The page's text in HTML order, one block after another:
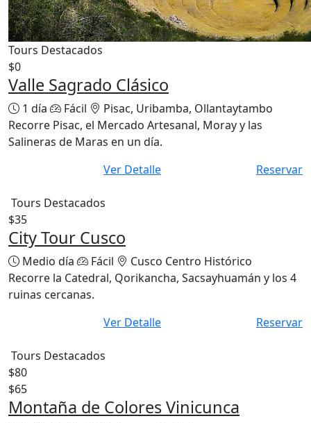
Tours Destacados
$0
Valle Sagrado Clásico
1 día Fácil
Pisac, Uribamba, Ollantaytambo
Recorre Pisac, el Mercado Artesanal, Moray y las
Salineras de Maras en un día.
Ver Detalle
Reservar
Tours Destacados
$35
City Tour Cusco
Medio día Fácil
Cusco Centro Histórico
Recorre la Catedral, Qorikancha, Sacsayhuamán y los 4
ruinas cercanas.
Ver Detalle
Reservar
$80
$65
Montaña de Colores Vinicunca